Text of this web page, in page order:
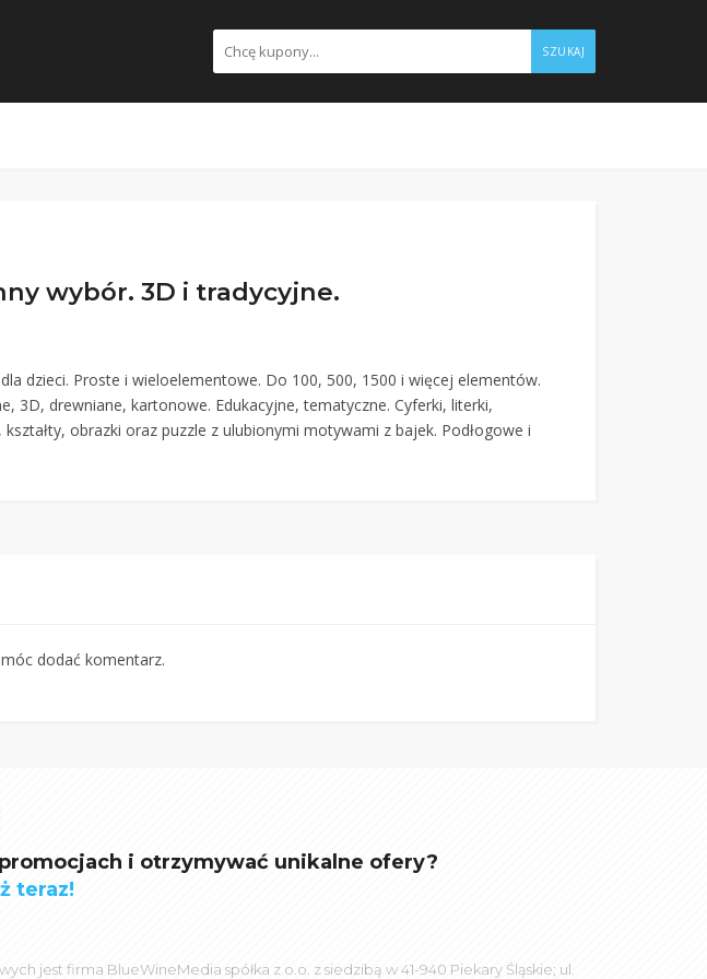
SZUKAJ
wybór. 3D i tradycyjne.
dzieci. Proste i wieloelementowe. Do 100, 500, 1500 i więcej elementów.
3D, drewniane, kartonowe. Edukacyjne, tematyczne. Cyferki, literki,
obrazki oraz puzzle z ulubionymi motywami z bajek. Podłogowe i
dodać komentarz.
i otrzymywać unikalne ofery?
teraz!
jest firma BlueWineMedia spółka z o.o. z siedzibą w 41-940 Piekary Śląskie; ul.